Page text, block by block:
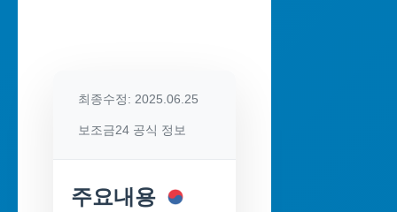
최종수정: 2025.06.25
보조금24 공식 정보
주요내용